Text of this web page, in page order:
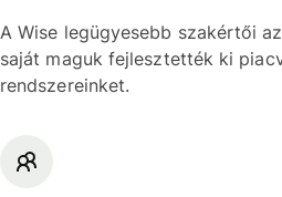
A Wise legügyesebb szakértői
saját maguk fejlesztették ki
rendszereinket.